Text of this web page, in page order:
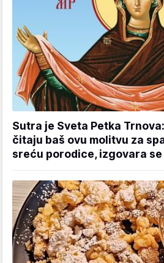
Sutra je Sveta Petka
čitaju baš ovu molitvu za
sreću porodice, izgovara